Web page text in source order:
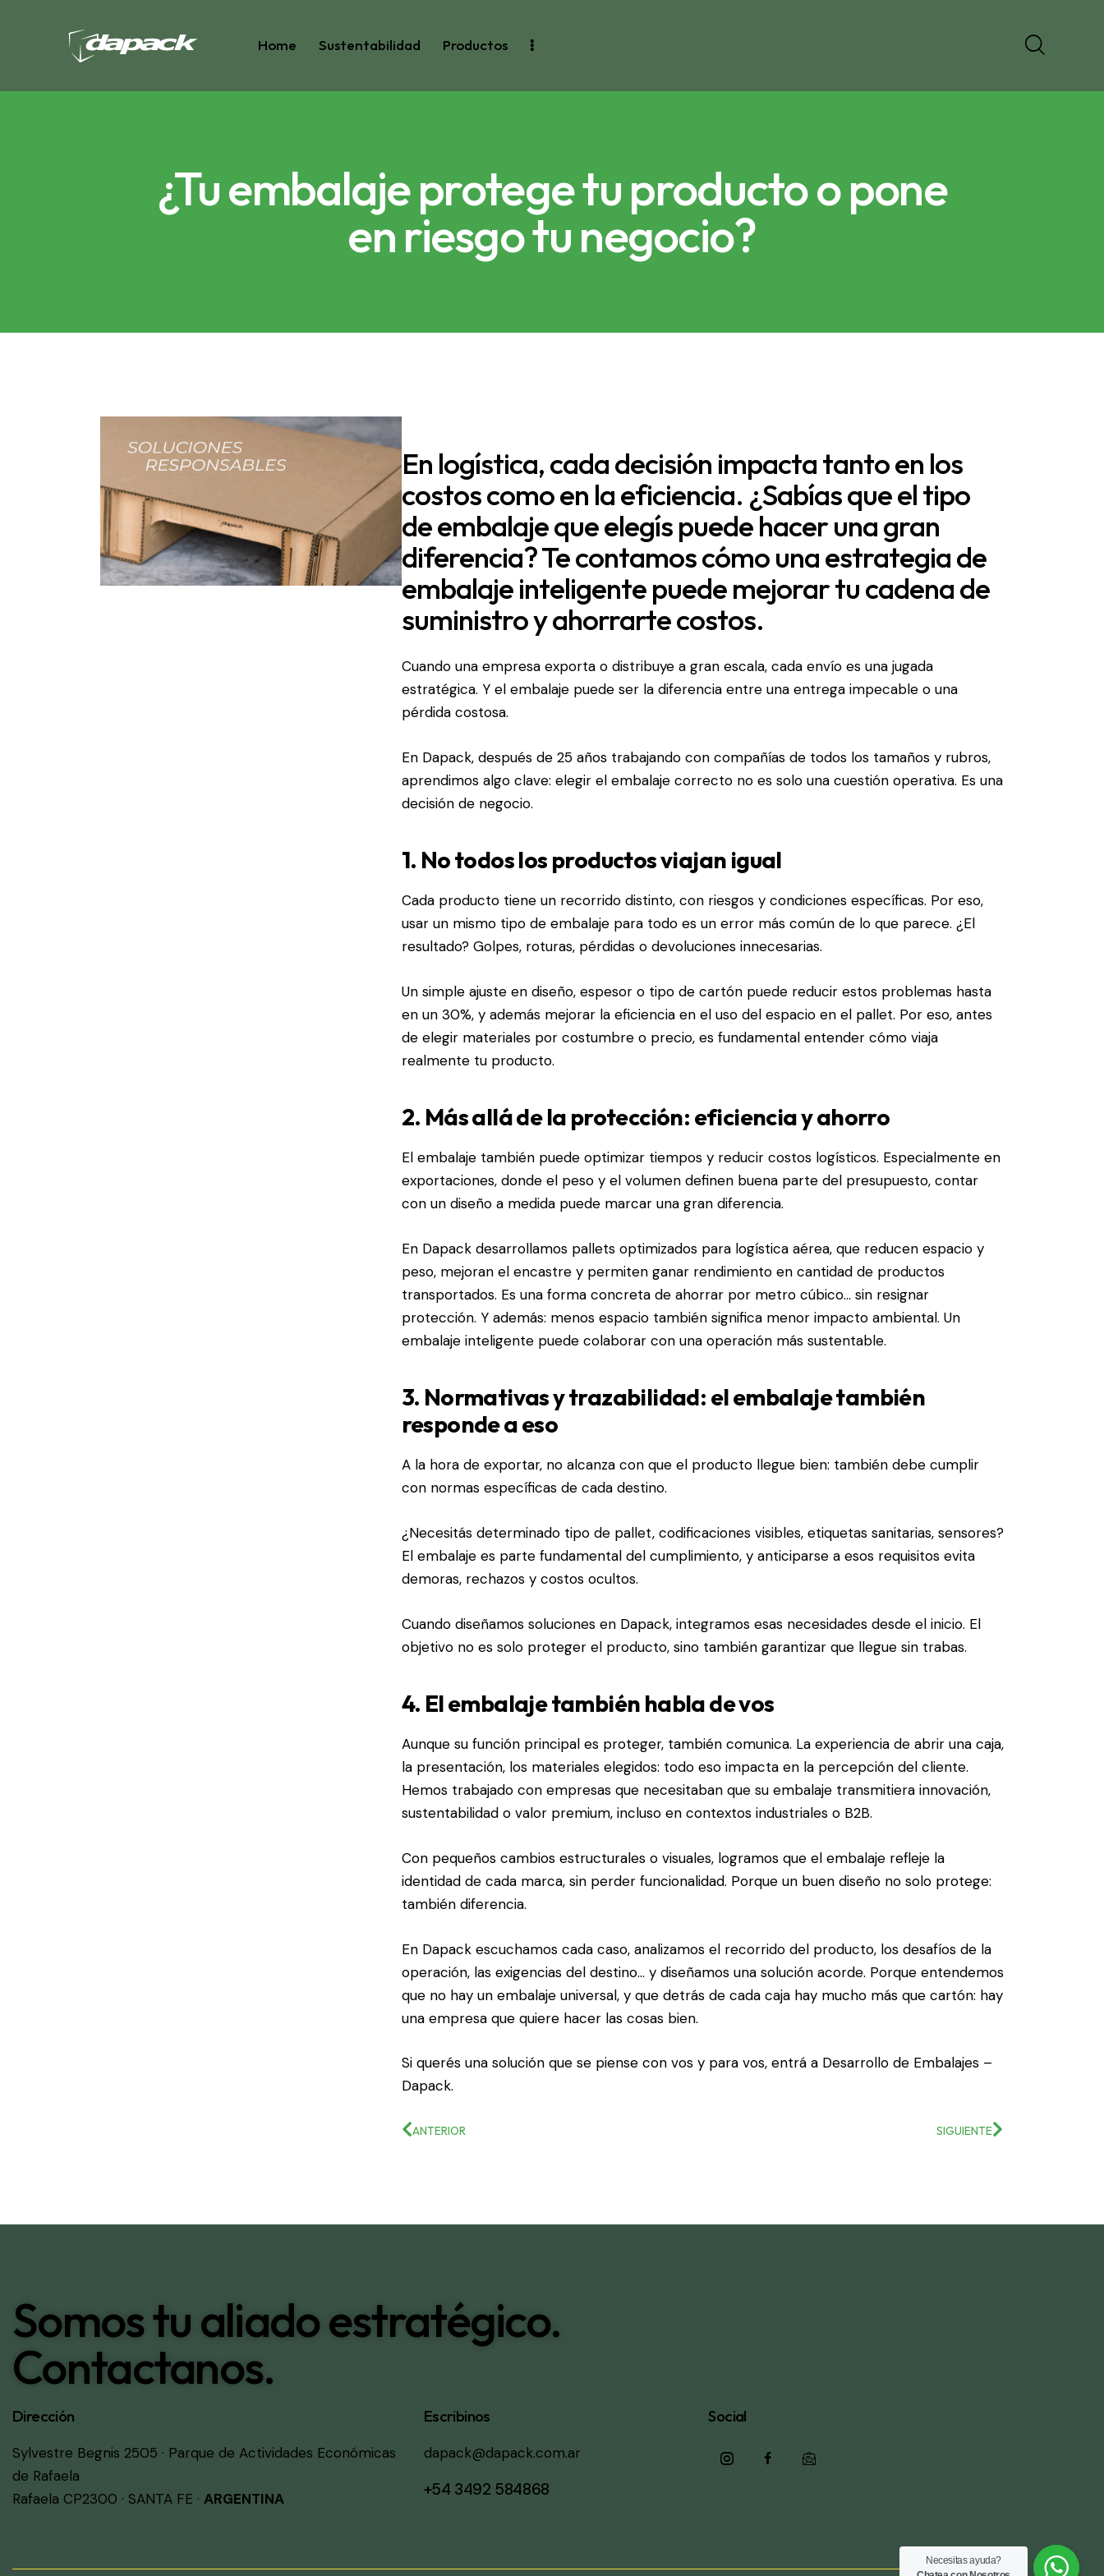
Home Sustentabilidad Productos
¿Tu embalaje protege tu producto o pone
en riesgo tu negocio?
En logística, cada decisión impacta tanto en los
costos como en la eficiencia. ¿Sabías que el tipo
de embalaje que elegís puede hacer una gran
diferencia? Te contamos cómo una estrategia de
embalaje inteligente puede mejorar tu cadena de
suministro y ahorrarte costos.
Cuando una empresa exporta o distribuye a gran escala, cada envío es una jugada
estratégica. Y el embalaje puede ser la diferencia entre una entrega impecable o una
pérdida costosa.
En Dapack, después de 25 años trabajando con compañías de todos los tamaños y rubros,
aprendimos algo clave: elegir el embalaje correcto no es solo una cuestión operativa. Es una
decisión de negocio.
1. No todos los productos viajan igual
Cada productotiene un recorrido distinto, con riesgos y condiciones específicas. Por eso,
usar un mismo tipo de embalaje para todo es un error más común de lo que parece. ¿El
resultado? Golpes, roturas, pérdidas o devoluciones innecesarias.
Un simple ajuste en diseño, espesor o tipo de cartón puede reducir estos problemas hasta
en un 30%, y además mejorar la eficiencia en el uso del espacio en el pallet. Por eso, antes
de elegir materiales por costumbre o precio, es fundamental entender cómo viaja
realmente tu producto.
2. Más allá de la protección: eficiencia y ahorro
El embalaje también puede optimizar tiempos y reducir costos logísticos. Especialmente en
exportaciones, donde el peso y el volumen definen buena parte del presupuesto, contar
con un diseño a medida puede marcar una gran diferencia.
En Dapack desarrollamos pallets optimizados para logística aérea, que reducen espacio y
peso, mejoran el encastre y permiten ganar rendimiento en cantidad de productos
transportados. Es una forma concreta de ahorrar por metro cúbico… sin resignar
protección. Y además: menos espacio también significa menor impacto ambiental. Un
embalaje inteligente puede colaborar con una operación más sustentable.
3. Normativas y trazabilidad: el embalaje también
responde a eso
A la hora de exportar, no alcanza con que el producto llegue bien: también debe cumplir
con normas específicas de cada destino.
¿Necesitás determinado tipo de pallet, codificaciones visibles, etiquetas sanitarias, sensores?
El embalaje es parte fundamental del cumplimiento, y anticiparse a esos requisitos evita
demoras, rechazos y costos ocultos.
Cuando diseñamos soluciones en Dapack, integramos esas necesidades desde el inicio. El
objetivo no es solo proteger el producto, sino también garantizar que llegue sin trabas.
4. El embalaje también habla de vos
Aunque su función principal es proteger, también comunica. La experiencia de abrir una caja,
la presentación, los materiales elegidos: todo eso impacta en la percepción del cliente.
Hemos trabajado con empresas que necesitaban que su embalaje transmitiera innovación,
sustentabilidad o valor premium, incluso en contextos industriales o B2B.
Con pequeños cambios estructurales o visuales, logramos que el embalaje refleje la
identidad de cada marca, sin perder funcionalidad. Porque un buen diseño no solo protege:
también diferencia.
En Dapack escuchamos cada caso, analizamos el recorrido del producto, los desafíos de la
operación, las exigencias del destino… y diseñamos una solución acorde. Porque entendemos
que no hay un embalaje universal, y que detrás de cada caja hay mucho más que cartón: hay
una empresa que quiere hacer las cosas bien.
Si querés una solución que se piense con vos y para vos, entrá a Desarrollo de Embalajes –
Dapack.
ANTERIOR SIGUIENTE
Somos tu aliado estratégico.
Contactanos.
Dirección
Sylvestre Begnis 2505 · Parque de Actividades Económicas
de Rafaela
Rafaela CP2300 · SANTA FE · ARGENTINA
Escribinos
dapack@dapack.com.ar
+54 3492 584868
Social
Necesitas ayuda?